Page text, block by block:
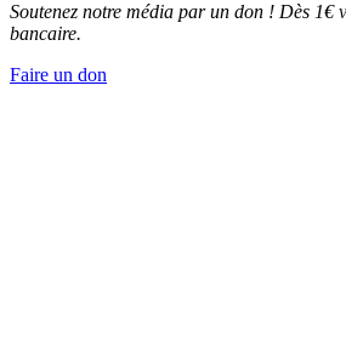
Soutenez notre média par un don ! Dès 1€
bancaire.
Faire un don